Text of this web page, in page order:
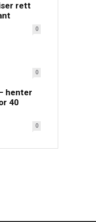
rett
0
0
henter
40
0